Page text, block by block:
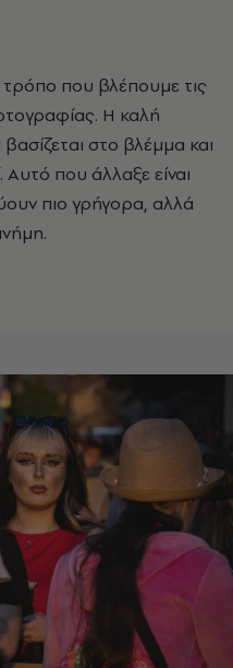
που βλέπουμε τις
Η καλή
στο βλέμμα και
που άλλαξε είναι
πιο γρήγορα, αλλά